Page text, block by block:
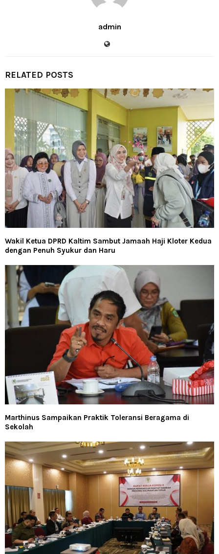
admin
RELATED POSTS
Wakil Ketua DPRD Kaltim Sambut Jamaah Haji Kloter Kedua
dengan Penuh Syukur dan Haru
Marthinus Sampaikan Praktik Toleransi Beragama di
Sekolah